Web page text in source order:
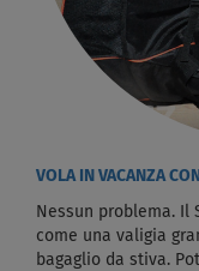
VOLA IN VACANZA
Nessun problema. Il
come una valigia
bagaglio da stiva.